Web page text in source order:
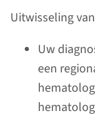
Uitwisseling
Uw
een